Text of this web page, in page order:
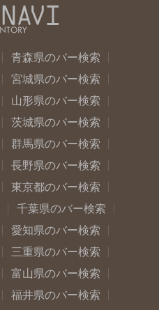
青森県のバー検索
宮城県のバー検索
山形県のバー検索
茨城県のバー検索
群馬県のバー検索
長野県のバー検索
東京都のバー検索
千葉県のバー検索
愛知県のバー検索
三重県のバー検索
富山県のバー検索
福井県のバー検索